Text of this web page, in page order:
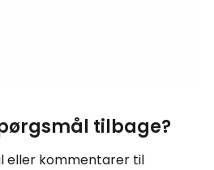
tilbage?
eller kommentarer til